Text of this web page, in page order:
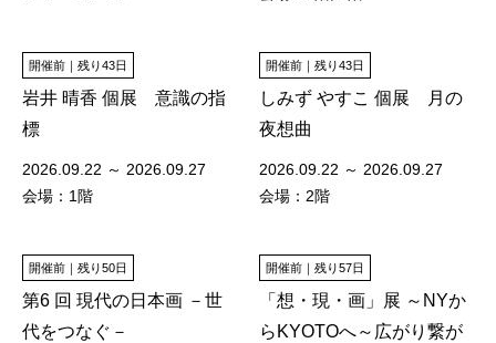
開催前｜残り43日
岩井 晴香 個展 意識の指
標
2026.09.22 ～ 2026.09.27
会場：1階
開催前｜残り43日
しみず やすこ 個展 月の
夜想曲
2026.09.22 ～ 2026.09.27
会場：2階
開催前｜残り50日
第6 回 現代の日本画 －世
代をつなぐ－
開催前｜残り57日
「想・現・画」展 ～NYか
らKYOTOへ～広がり繋が